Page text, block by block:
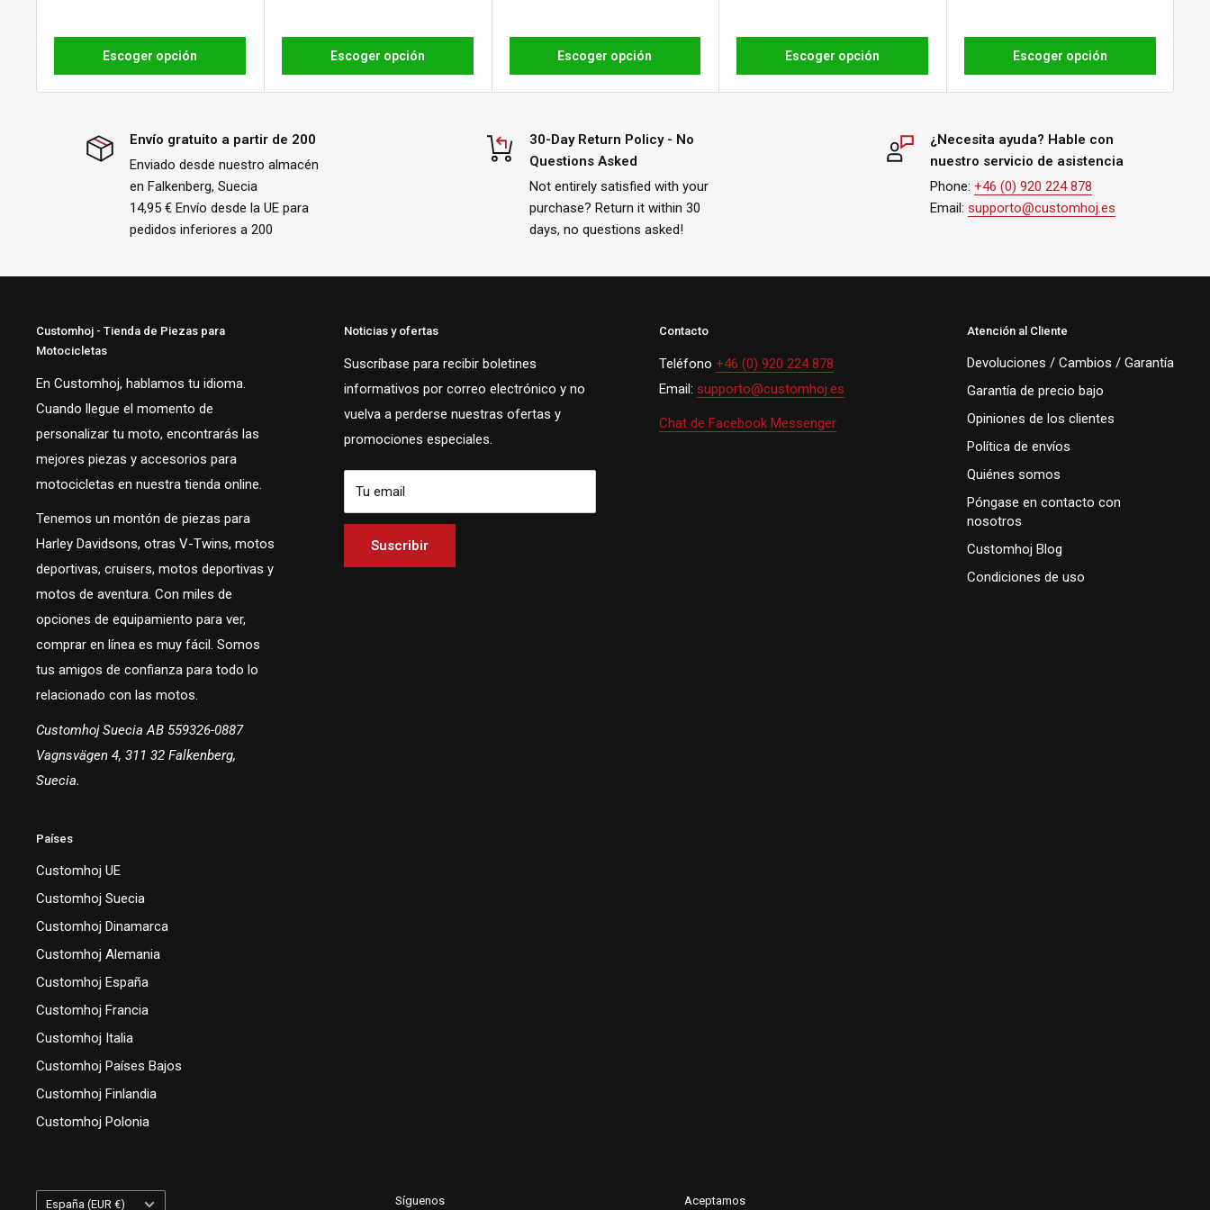
Escoger opción Escoger opción Escoger opción Escoger opción Escoger opción
Envío gratuito a partir de 200
Enviado desde nuestro almacén
en Falkenberg, Suecia
14,95 € Envío desde la UE para
pedidos inferiores a 200
30-Day Return Policy - No
Questions Asked
Not entirely satisfied with your
purchase? Return it within 30
days, no questions asked!
¿Necesita ayuda? Hable con
nuestro servicio de asistencia
Phone: +46 (0) 920 224 878
Email: supporto@customhoj.es
Customhoj - Tienda de Piezas para
Motocicletas
En Customhoj, hablamos tu idioma.
Cuando llegue el momento de
personalizar tu moto, encontrarás las
mejores piezas y accesorios para
motocicletas en nuestra tienda online.
Tenemos un montón de piezas para
Harley Davidsons, otras V-Twins, motos
deportivas, cruisers, motos deportivas y
motos de aventura. Con miles de
opciones de equipamiento para ver,
comprar en línea es muy fácil. Somos
tus amigos de confianza para todo lo
relacionado con las motos.
Customhoj Suecia AB 559326-0887
Vagnsvägen 4, 311 32 Falkenberg,
Suecia.
Noticias y ofertas
Suscríbase para recibir boletines
informativos por correo electrónico y no
vuelva a perderse nuestras ofertas y
promociones especiales.
Tu email
Suscribir
Contacto
Teléfono +46 (0) 920 224 878
Email: supporto@customhoj.es
Chat de Facebook Messenger
Atención al Cliente
Devoluciones / Cambios / Garantía
Garantía de precio bajo
Opiniones de los clientes
Política de envíos
Quiénes somos
Póngase en contacto con
nosotros
Customhoj Blog
Condiciones de uso
Países
Customhoj UE
Customhoj Suecia
Customhoj Dinamarca
Customhoj Alemania
Customhoj España
Customhoj Francia
Customhoj Italia
Customhoj Países Bajos
Customhoj Finlandia
Customhoj Polonia
País/región
España (EUR €) Síguenos Aceptamos